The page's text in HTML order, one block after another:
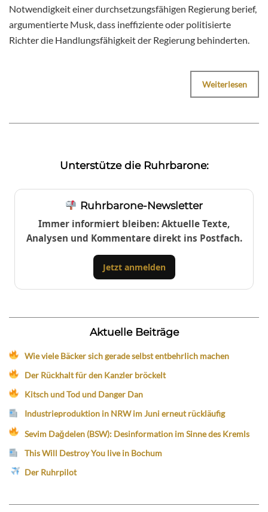
Notwendigkeit einer durchsetzungsfähigen Regierung berief,
argumentierte Musk, dass ineffiziente oder politisierte
Richter die Handlungsfähigkeit der Regierung behinderten.
Weiterlesen
Unterstütze die Ruhrbarone:
Ruhrbarone-Newsletter
Immer informiert bleiben: Aktuelle Texte,
Analysen und Kommentare direkt ins Postfach.
Jetzt anmelden
Aktuelle Beiträge
Wie viele Bäcker sich gerade selbst entbehrlich machen
Der Rückhalt für den Kanzler bröckelt
Kitsch und Tod und Danger Dan
Industrieproduktion in NRW im Juni erneut rückläufig
Sevim Dağdelen (BSW): Desinformation im Sinne des Kremls
This Will Destroy You live in Bochum
Der Ruhrpilot